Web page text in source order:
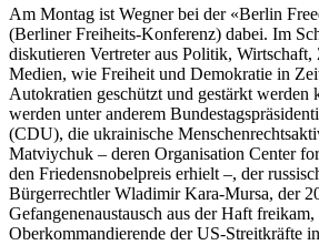
Am Montag ist Wegner bei der «Berlin
(Berliner Freiheits-Konferenz) dabei. Im
diskutieren Vertreter aus Politik,
Medien, wie Freiheit und Demokratie in
Autokratien geschützt und gestärkt werden
werden unter anderem
(CDU), die ukrainische
Matviychuk – deren Organisation Center
den Friedensnobelpreis erhielt –, der
Bürgerrechtler Wladimir Kara-Mursa, der
Gefangenenaustausch aus der Haft
Oberkommandierende der US-Streitkräfte